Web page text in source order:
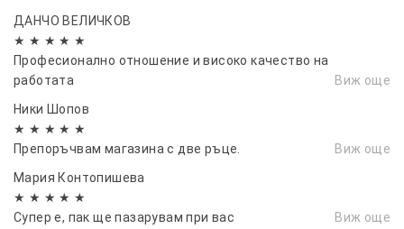
Благодарение на ниската консумация на енергия
(5W) и дълготрайната батерия, вентилаторът
може да осигури продължително охлаждане без
често зареждане.
🌪 Широк отвор за по-бързо охлаждане
Специалният широк въздушен отвор позволява
по-бързо и по-силно издухване на въздуха, което
осигурява незабавно усещане за прохлада.
ДАНЧО ВЕЛИЧКОВ
★ ★ ★ ★ ★
Професионално отношение и високо качество на
работата
Виж още
Ники Шопов
★ ★ ★ ★ ★
Препоръчвам магазина с две ръце.
Виж още
Мария Контопишева
★ ★ ★ ★ ★
Супер е, пак ще пазарувам при вас
Виж още